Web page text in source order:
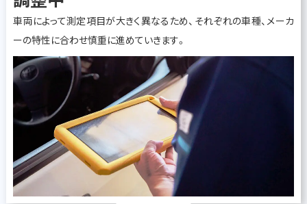
車両によって測定項目が大きく異なるため、それぞれの車種、メーカ
ーの特性に合わせ慎重に進めていきます。